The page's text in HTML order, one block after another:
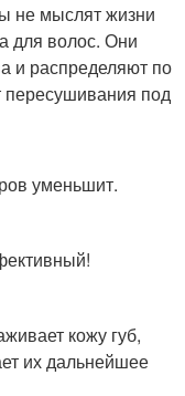
не мыслят жизни
для волос. Они
и распределяют по
под
уменьшит.
кожу губ,
их дальнейшее